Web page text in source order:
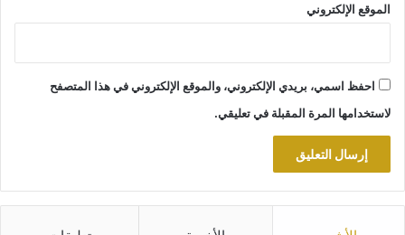
الموقع الإلكتروني
احفظ اسمي، بريدي الإلكتروني، والموقع الإلكتروني في هذا المتصفح
لاستخدامها المرة المقبلة في تعليقي.